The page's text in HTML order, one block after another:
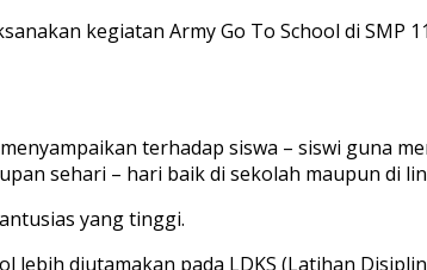
kegiatan Army Go To School di SMP
terhadap siswa – siswi guna
sehari – hari baik di sekolah maupun di
yang tinggi.
diutamakan pada LDKS (Latihan